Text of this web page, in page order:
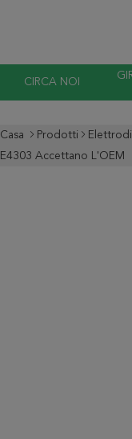
CIRCA NOI
Casa Prodotti
E4303 Accettano L'OEM